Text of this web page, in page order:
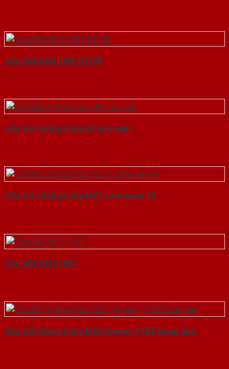
Cửa ABS KOS 101F K1129
Cửa Gỗ Chống Cháy 2P son xam
Cửa Gỗ Chống Cháy MDF Laminate P1
Cửa ABS KOS 101E
Cửa Gỗ Chống Cháy MDF Veneer P1R2 Xoan dao